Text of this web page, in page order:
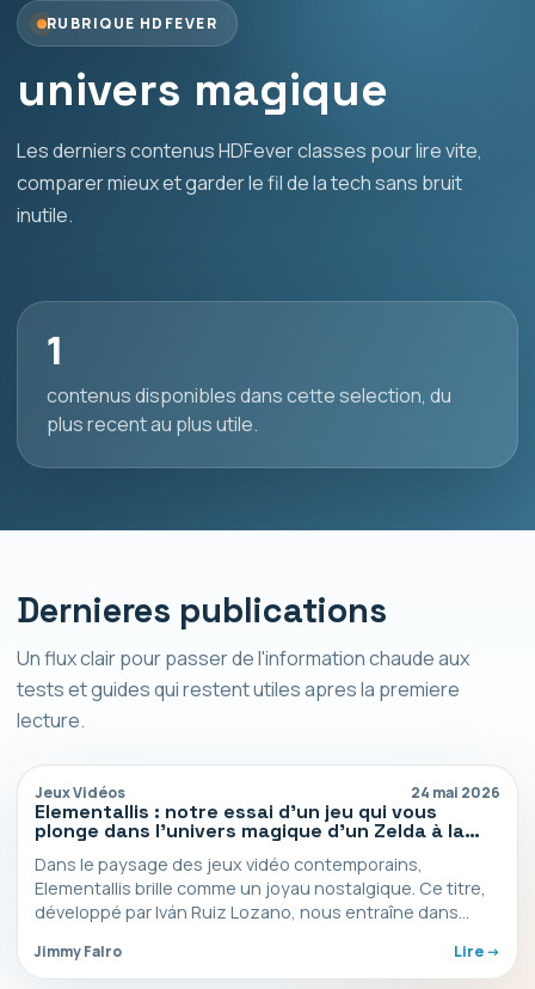
RUBRIQUE HDFEVER
univers magique
Les derniers contenus HDFever classes pour lire vite,
comparer mieux et garder le fil de la tech sans bruit
inutile.
1
contenus disponibles dans cette selection, du
plus recent au plus utile.
Dernieres publications
Un flux clair pour passer de l'information chaude aux
tests et guides qui restent utiles apres la premiere
lecture.
Jeux Vidéos 24 mai 2026
Elementallis : notre essai d’un jeu qui vous
plonge dans l’univers magique d’un Zelda à la
sauce Super Nintendo
Dans le paysage des jeux vidéo contemporains,
Elementallis brille comme un joyau nostalgique. Ce titre,
développé par Iván Ruiz Lozano, nous entraîne dans
Jimmy Falro Lire ->